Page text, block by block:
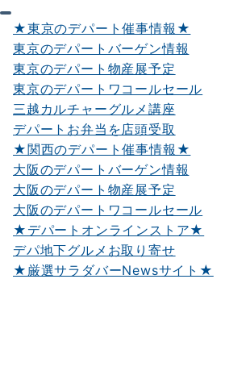
★東京のデパート催事情報★
東京のデパートバーゲン情報
東京のデパート物産展予定
東京のデパートワコールセール
三越カルチャーグルメ講座
デパートお弁当を店頭受取
★関西のデパート催事情報★
大阪のデパートバーゲン情報
大阪のデパート物産展予定
大阪のデパートワコールセール
★デパートオンラインストア★
デパ地下グルメお取り寄せ
★厳選サラダバーNewsサイト★